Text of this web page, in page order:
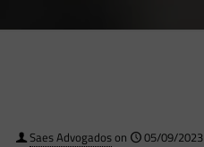
Saes Advogadoson 05/09/2023